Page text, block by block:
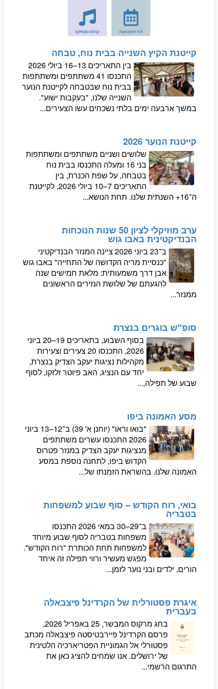
לוח המקראות קולות ומוסיקה
קייטנת הקיץ השנייה בבית נוח, טבחה
בין התאריכים 13–16 ביולי 2026
התכנסו 41 משתתפים ומשתתפות
בבית נוח שבטבחה לקייטנת הנוער
השנייה שלנו, "בעקבות ישוע".
במשך ארבעה ימים בלתי נשכחים עשו הצעירים...
קייטנת הנוער 2026
שלושים ושניים משתתפים ומשתתפות
בני 16 ומעלה התכנסו בבית נוח
בטבחה, על שפת הכנרת, בין
התאריכים 7–10 ביולי 2026, לקייטנת
ה־16+ השנתית שלנו. תחת הנושא...
ערב מוזיקלי לציון 50 שנות הנוכחות
הבנדיקטינית באבו גוש
ב־23 ביוני 2026 ציינה המנזר הבנדיקטיני
"כנסיית מריה הקדושה של התחייה" באבו גוש
אבן דרך משמעותית: מלאת חמישים שנה
להגעתם של שלושת הנזירים הראשונים
ממנזר...
סופ"ש בוגרים בנצרת
בסוף השבוע, בתאריכים 19–20 ביוני
2026, התכנסו 20 צעירים וצעירות
מקהילות נציגות יעקב הצדיק בנצרת,
יחד עם הנציג, האב פיוטר זלזקו, לסוף
שבוע של תפילה,...
מסע האמונה ביפו
"בואו וראו" (יוחנן א' 39) ב־12–13 ביוני
2026 התכנסו עשרים משתתפים
מנציגות יעקב הצדיק במנזר פטרוס
הקדוש ביפו, לתחנה נוספת במסע
האמונה שלנו. בהשראת הזמנתו של...
בואי, רוח הקודש – סוף שבוע למשפחות
בטבריה
ב־29–30 במאי 2026 התכנסו
משפחות בטבריה לסוף שבוע מיוחד
למשפחות תחת הכותרת "רוח הקודש".
מפגש מעשיר ורווי תפילה זה איחד
הורים, ילדים ובני נוער לזמן...
איגרת פסטורלית של הקרדינל פיצבאלה
בעברית
בחג מרקוס המבשר, 25 באפריל 2026,
פרסם הקרדינל פיירבטיסטה פיצבאלה מכתב
פסטורלי אל הגמוניית הפטריארכיה הלטינית
של ירושלים. אנו שמחים להציג כאן את
התרגום הרשמי...